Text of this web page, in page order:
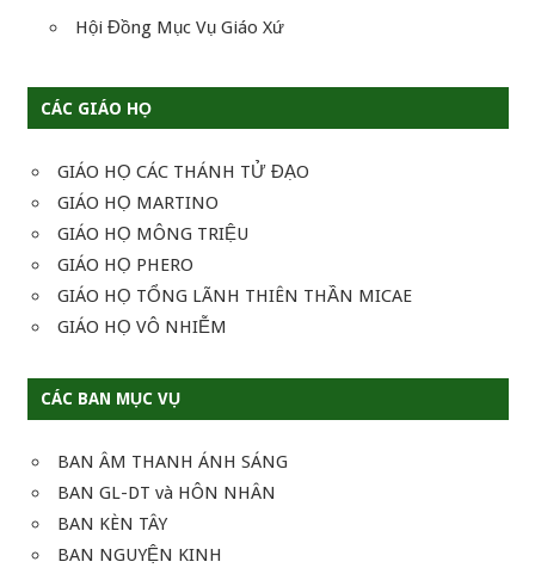
Hội Đồng Mục Vụ Giáo Xứ
CÁC GIÁO HỌ
GIÁO HỌ CÁC THÁNH TỬ ĐẠO
GIÁO HỌ MARTINO
GIÁO HỌ MÔNG TRIỆU
GIÁO HỌ PHERO
GIÁO HỌ TỔNG LÃNH THIÊN THẦN MICAE
GIÁO HỌ VÔ NHIỄM
CÁC BAN MỤC VỤ
BAN ÂM THANH ÁNH SÁNG
BAN GL-DT và HÔN NHÂN
BAN KÈN TÂY
BAN NGUYỆN KINH